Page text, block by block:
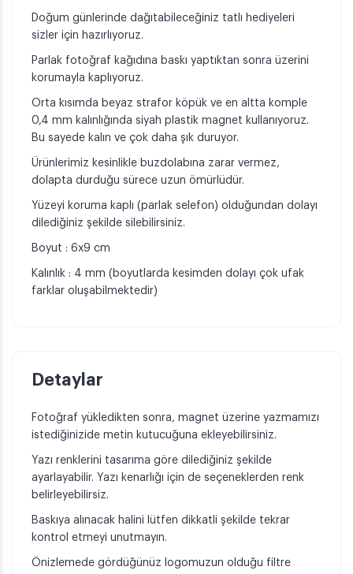
Doğum günlerinde dağıtabileceğiniz tatlı hediyeleri
sizler için hazırlıyoruz.
Parlak fotoğraf kağıdına baskı yaptıktan sonra üzerini
korumayla kaplıyoruz.
Orta kısımda beyaz strafor köpük ve en altta komple
0,4 mm kalınlığında siyah plastik magnet kullanıyoruz.
Bu sayede kalın ve çok daha şık duruyor.
Ürünlerimiz kesinlikle buzdolabına zarar vermez,
dolapta durduğu sürece uzun ömürlüdür.
Yüzeyi koruma kaplı (parlak selefon) olduğundan dolayı
dilediğiniz şekilde silebilirsiniz.
Boyut : 6x9 cm
Kalınlık : 4 mm (boyutlarda kesimden dolayı çok ufak
farklar oluşabilmektedir)
Detaylar
Fotoğraf yükledikten sonra, magnet üzerine yazmamızı
istediğinizide metin kutucuğuna ekleyebilirsiniz.
Yazı renklerini tasarıma göre dilediğiniz şekilde
ayarlayabilir. Yazı kenarlığı için de seçeneklerden renk
belirleyebilirsiz.
Baskıya alınacak halini lütfen dikkatli şekilde tekrar
kontrol etmeyi unutmayın.
Önizlemede gördüğünüz logomuzun olduğu filtre